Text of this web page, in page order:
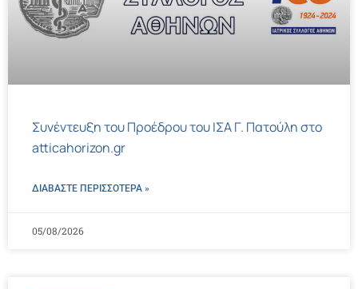
Συνέντευξη του Προέδρου του ΙΣΑ Γ. Πατούλη στο
atticahorizon.gr
ΔΙΑΒΑΣΤΕ ΠΕΡΙΣΣΌΤΕΡΑ »
05/08/2026